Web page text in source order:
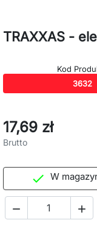
TRAXXAS -
Kod
3632
17,69 zł
Brutto
 W
 